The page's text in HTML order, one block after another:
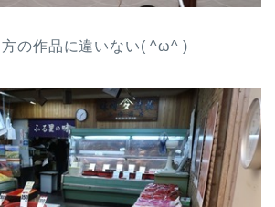
方の作品に違いない( ^ω^ )